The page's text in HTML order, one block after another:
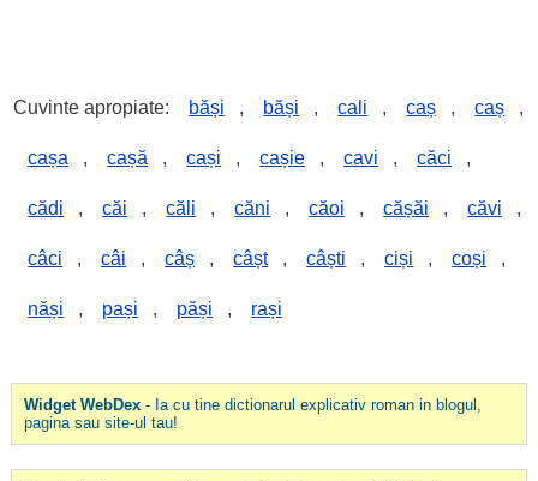
Cuvinte apropiate: băși , băși , cali , caș , caș ,
cașa , cașă , cași , cașie , cavi , căci ,
cădi , căi , căli , căni , căoi , cășăi , căvi ,
câci , câi , câș , câșt , câști , ciși , coși ,
năși , pași , păși , rași
Widget WebDex- Ia cu tine dictionarul explicativ roman in blogul,
pagina sau site-ul tau!